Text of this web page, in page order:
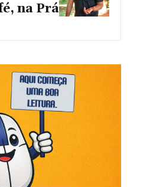
na Práti
do Ensino
na